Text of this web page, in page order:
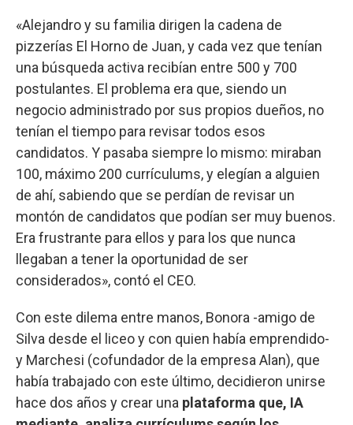
«Alejandro y su familia dirigen la cadena de
pizzerías El Horno de Juan, y cada vez que tenían
una búsqueda activa recibían entre 500 y 700
postulantes. El problema era que, siendo un
negocio administrado por sus propios dueños, no
tenían el tiempo para revisar todos esos
candidatos. Y pasaba siempre lo mismo: miraban
100, máximo 200 currículums, y elegían a alguien
de ahí, sabiendo que se perdían de revisar un
montón de candidatos que podían ser muy buenos.
Era frustrante para ellos y para los que nunca
llegaban a tener la oportunidad de ser
considerados», contó el CEO.
Con este dilema entre manos, Bonora -amigo de
Silva desde el liceo y con quien había emprendido-
y Marchesi (cofundador de la empresa Alan), que
había trabajado con este último, decidieron unirse
hace dos años y crear una plataforma que, IA